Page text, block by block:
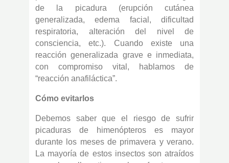
de la picadura (erupción cutánea
generalizada, edema facial, dificultad
respiratoria, alteración del nivel de
consciencia, etc.). Cuando existe una
reacción generalizada grave e inmediata,
con compromiso vital, hablamos de
“reacción anafiláctica”.
Cómo evitarlos
Debemos saber que el riesgo de sufrir
picaduras de himenópteros es mayor
durante los meses de primavera y verano.
La mayoría de estos insectos son atraídos